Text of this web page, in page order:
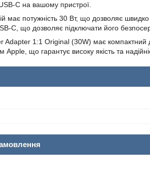
C на вашому пристрої.
має потужність 30 Вт, що дозволяє
C, що дозволяє підключати його
Adapter 1:1 Original (30W) має компактний
що гарантує високу якість та